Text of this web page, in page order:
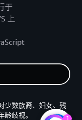
于
上
少数族裔、妇女、残
歧视。
1